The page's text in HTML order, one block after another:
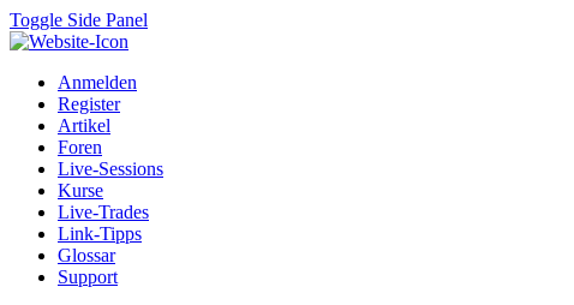
Toggle Side Panel
Anmelden
Register
Artikel
Foren
Live-Sessions
Kurse
Live-Trades
Link-Tipps
Glossar
Support